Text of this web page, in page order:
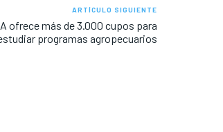
ARTÍCULO SIGUIENTE
ofrece más de 3.000 cupos para
programas agropecuarios